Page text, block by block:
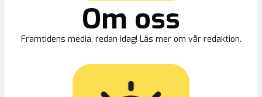
Om oss
Framtidens media, redan idag! Läs mer om vår redaktion.